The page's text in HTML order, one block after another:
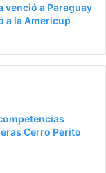
venció a Paraguay
a la Americup
Cerro Perito